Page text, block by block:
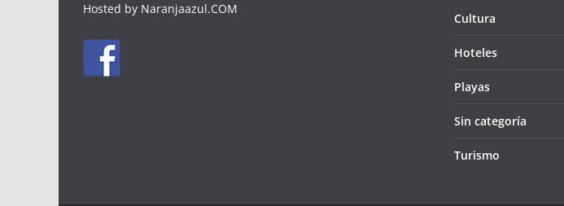
Hosted by Naranjaazul.COM
Cultura
Hoteles
Playas
Sin categoría
Turismo